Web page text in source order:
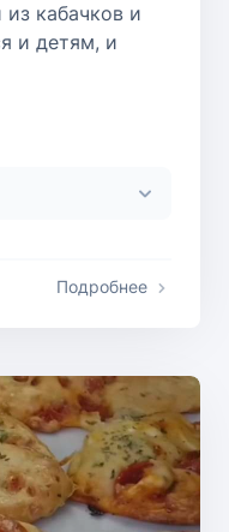
кабачков и
и детям, и
Подробнее